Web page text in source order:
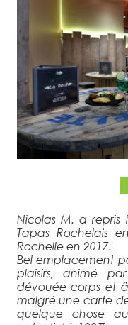
Nicolas M. a repris
Tapas Rochelais
Rochelle en 2017.
Bel emplacement
plaisirs, animé
dévouée corps et
malgré une carte
quelque chose